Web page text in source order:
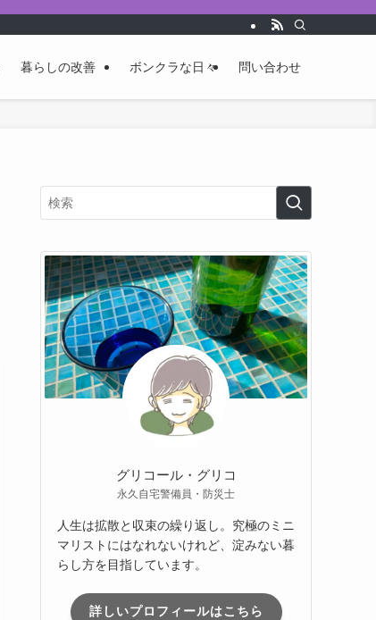
暮らしの改善 ボンクラな日々 問い合わせ
グリコール・グリコ
永久自宅警備員・防災士
人生は拡散と収束の繰り返し。究極のミニ
マリストにはなれないけれど、淀みない暮
らし方を目指しています。
詳しいプロフィールはこちら